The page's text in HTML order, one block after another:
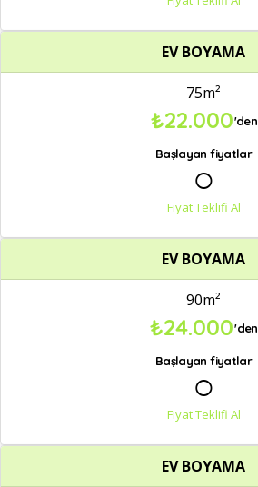
EV BOYAMA
75m²
₺22.000'den
Başlayan fiyatlar
○
Fiyat Teklifi Al
EV BOYAMA
90m²
₺24.000'den
Başlayan fiyatlar
○
Fiyat Teklifi Al
EV BOYAMA